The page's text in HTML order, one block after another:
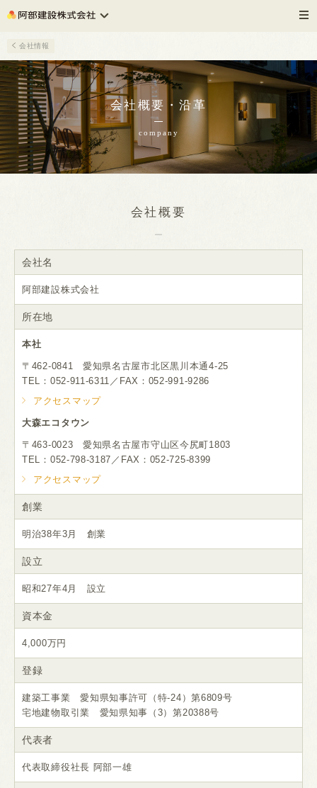
会社情報
会社概要・沿革
company
会社概要
会社名
阿部建設株式会社
所在地
本社
〒462-0841 愛知県名古屋市北区黒川本通4-25
TEL：052-911-6311／FAX：052-991-9286
アクセスマップ
大森エコタウン
〒463-0023 愛知県名古屋市守山区今尻町1803
TEL：052-798-3187／FAX：052-725-8399
アクセスマップ
創業
明治38年3月 創業
設立
昭和27年4月 設立
資本金
4,000万円
登録
建築工事業 愛知県知事許可（特-24）第6809号
宅地建物取引業 愛知県知事（3）第20388号
代表者
代表取締役社長 阿部一雄